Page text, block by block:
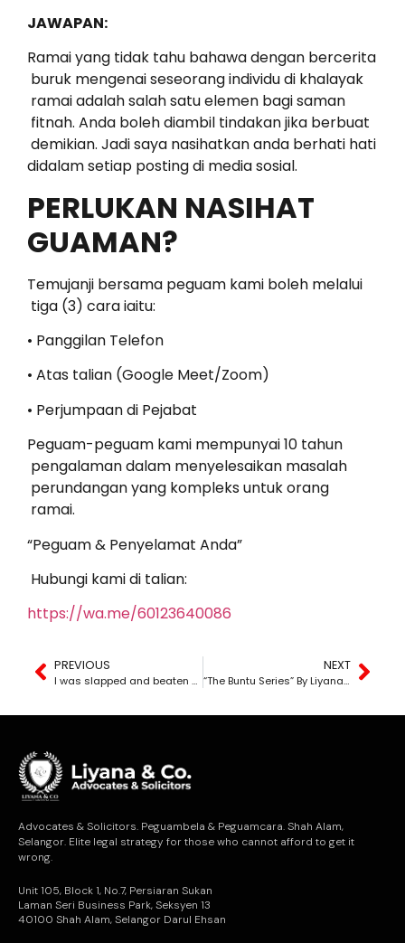
JAWAPAN:
Ramai yang tidak tahu bahawa dengan bercerita
buruk mengenai seseorang individu di khalayak
ramai adalah salah satu elemen bagi saman
fitnah. Anda boleh diambil tindakan jika berbuat
demikian. Jadi saya nasihatkan anda berhati hati
didalam setiap posting di media sosial.
PERLUKAN NASIHAT
GUAMAN?
Temujanji bersama peguam kami boleh melalui
tiga (3) cara iaitu:
• Panggilan Telefon
• Atas talian (Google Meet/Zoom)
• Perjumpaan di Pejabat
Peguam-peguam kami mempunyai 10 tahun
pengalaman dalam menyelesaikan masalah
perundangan yang kompleks untuk orang
ramai.
“Peguam & Penyelamat Anda”
Hubungi kami di talian:
https://wa.me/60123640086
PREVIOUS
I was slapped and beaten by my husband, is it my fault?
NEXT
“The Buntu Series” By Liyana The Lawyer
Advocates & Solicitors. Peguambela & Peguamcara. Shah Alam,
Selangor. Elite legal strategy for those who cannot afford to get it
wrong.
Unit 105, Block 1, No.7, Persiaran Sukan
Laman Seri Business Park, Seksyen 13
40100 Shah Alam, Selangor Darul Ehsan